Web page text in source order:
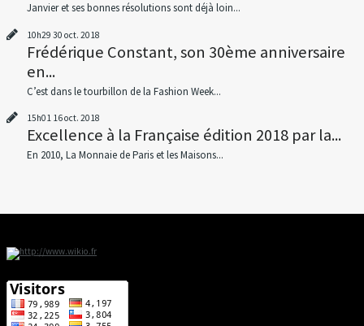
Janvier et ses bonnes résolutions sont déjà loin...
10h29 30 oct. 2018
Frédérique Constant, son 30ème anniversaire
en...
C’est dans le tourbillon de la Fashion Week...
15h01 16oct. 2018
Excellence à la Française édition 2018 par la...
En 2010, La Monnaie de Paris et les Maisons...